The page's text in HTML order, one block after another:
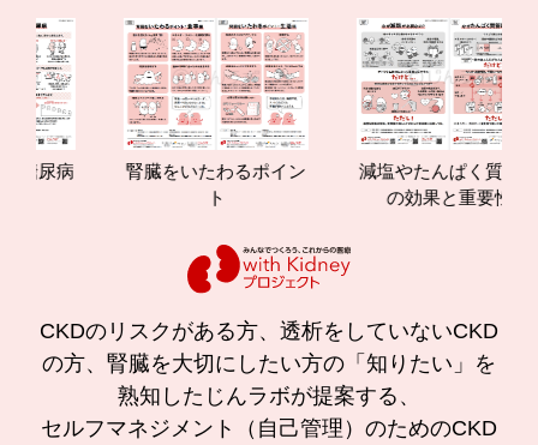
腎臓をいたわるポイン
減塩やたんぱく質管理
の効果と重要性
CKDのリスクがある方、透析をしていないCKD
の方、腎臓を大切にしたい方の「知りたい」を
熟知したじんラボが提案する、
セルフマネジメント（自己管理）のためのCKD